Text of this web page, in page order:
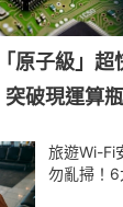
原子級」超
破現運算
旅遊Wi-Fi
勿亂掃！